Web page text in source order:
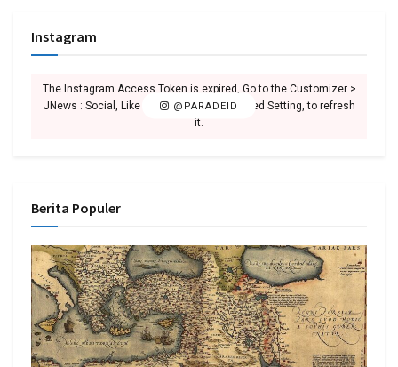
Instagram
@PARADEID
The Instagram Access Token is expired, Go to the Customizer >
JNews : Social, Like & View > Instagram Feed Setting, to refresh
it.
Berita Populer